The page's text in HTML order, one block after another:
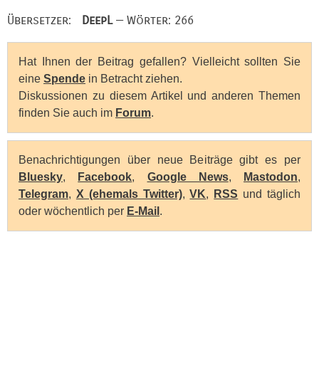
Übersetzer: DeepL— Wörter: 266
Hat Ihnen der Beitrag gefallen? Vielleicht sollten Sie
eine Spende in Betracht ziehen.
Diskussionen zu diesem Artikel und anderen Themen
finden Sie auch im Forum.
Benachrichtigungen über neue Beiträge gibt es per
Bluesky, Facebook, Google News, Mastodon,
Telegram, X (ehemals Twitter),VK, RSS und täglich
oder wöchentlich per E-Mail .